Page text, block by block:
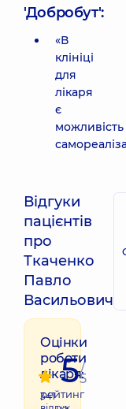
'Добробут':
«В
клініці
для
лікаря
є
можливість
Відгуки
пацієнтів
про
Ткаченко
Павло
Васильович
Оцінки
роботи
лікаря:
341
5/
5
рейтинг